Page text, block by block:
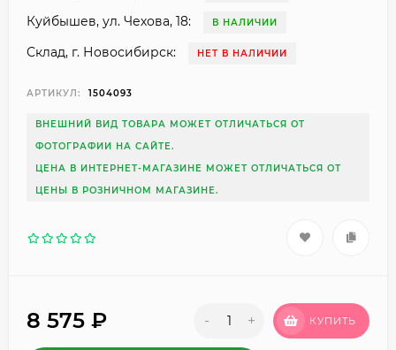
Куйбышев, ул. Чехова, 18: В НАЛИЧИИ
Склад, г. Новосибирск: НЕТ В НАЛИЧИИ
АРТИКУЛ: 1504093
ВНЕШНИЙ ВИД ТОВАРА МОЖЕТ ОТЛИЧАТЬСЯ ОТ
ФОТОГРАФИИ НА САЙТЕ.
ЦЕНА В ИНТЕРНЕТ-МАГАЗИНЕ МОЖЕТ ОТЛИЧАТЬСЯ ОТ
ЦЕНЫ В РОЗНИЧНОМ МАГАЗИНЕ.
8 575 ₽ - + КУПИТЬ